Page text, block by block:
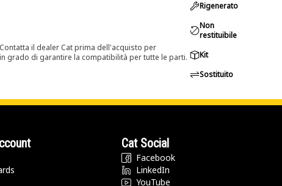
il dealer Cat prima dell'acquisto per
grado di garantire la compatibilità per tutte le parti.
Rigenerato
Non
restituibile
Kit
Sostituito
Cat Social
Facebook
LinkedIn
YouTube